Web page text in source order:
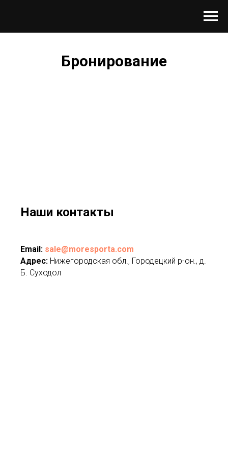
Бронирование
Наши контакты
Email: sale@moresporta.com
Адрес: Нижегородская обл., Городецкий р-он., д.
Б. Суходол